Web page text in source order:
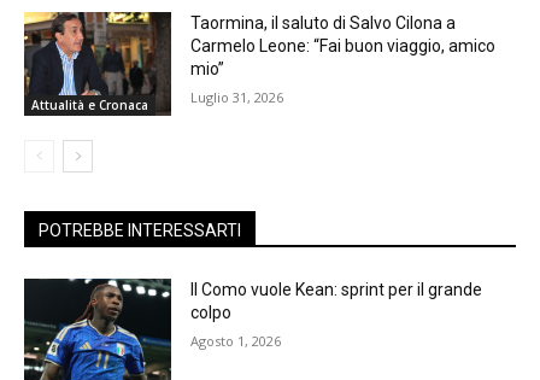
Attualità e Cronaca
Taormina, il saluto di Salvo Cilona a
Carmelo Leone: “Fai buon viaggio, amico
mio”
Luglio 31, 2026
POTREBBE INTERESSARTI
Il Como vuole Kean: sprint per il grande
colpo
Agosto 1, 2026